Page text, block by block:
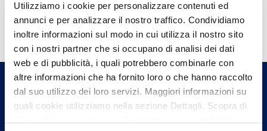
Utilizziamo i cookie per personalizzare contenuti ed
annunci e per analizzare il nostro traffico. Condividiamo
inoltre informazioni sul modo in cui utilizza il nostro sito
con i nostri partner che si occupano di analisi dei dati
web e di pubblicità, i quali potrebbero combinarle con
altre informazioni che ha fornito loro o che hanno raccolto
dal suo utilizzo dei loro servizi. Maggiori informazioni su
quali cookie utilizziamo nella sezione Dettagli. Scopra di
Hai bisogno di
informazioni?
Trova l'Agenzia più vicina a te e parla con
un nostro Agente.
Contattaci